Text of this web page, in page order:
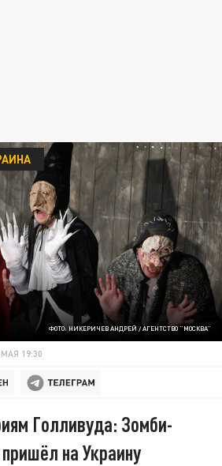
ФОТО: НИКЕРИЧЕВ АНДРЕЙ / АГЕНТСТВО "МОСКВА"
МАЯ 19:30
Голливуда: Зомби-
на Украину